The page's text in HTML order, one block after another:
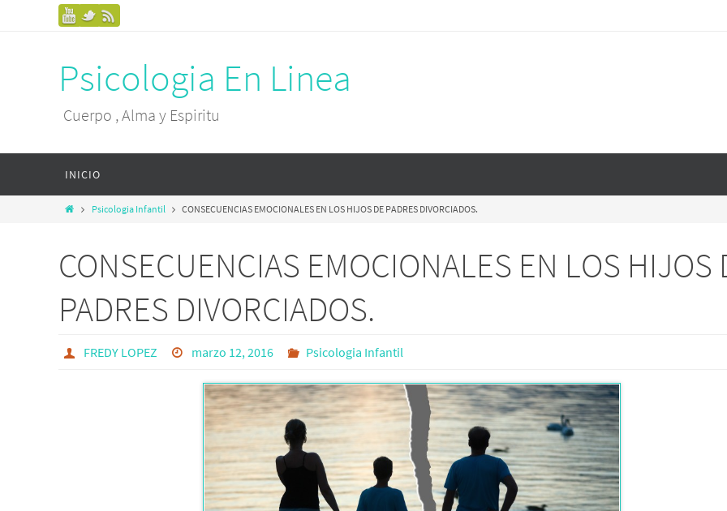
Psicologia En Linea
Cuerpo , Alma y Espiritu
INICIO
Psicologia Infantil CONSECUENCIAS EMOCIONALES EN LOS HIJOS DE PADRES DIVORCIADOS.
CONSECUENCIAS EMOCIONALES EN LOS HIJOS
PADRES DIVORCIADOS.
FREDY LOPEZ marzo 12, 2016 Psicologia Infantil